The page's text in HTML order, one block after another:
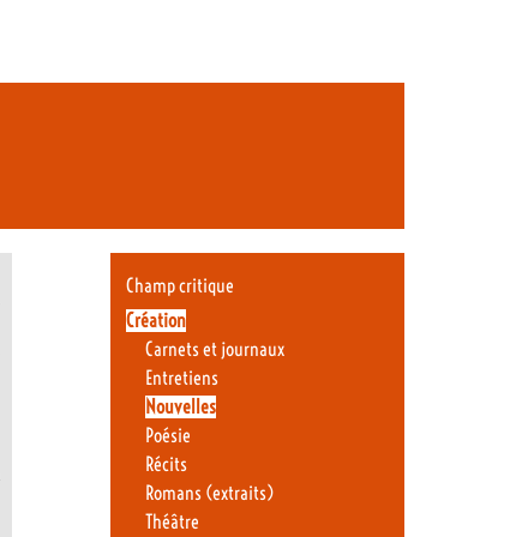
Champ critique
Création
Carnets et journaux
Entretiens
Nouvelles
Poésie
Récits
Romans (extraits)
Théâtre